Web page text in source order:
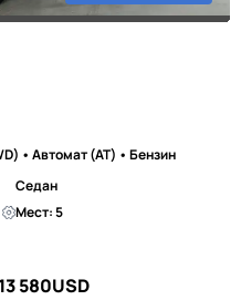
• Автомат (AT) • Бензин
Седан
Мест: 5
580USD